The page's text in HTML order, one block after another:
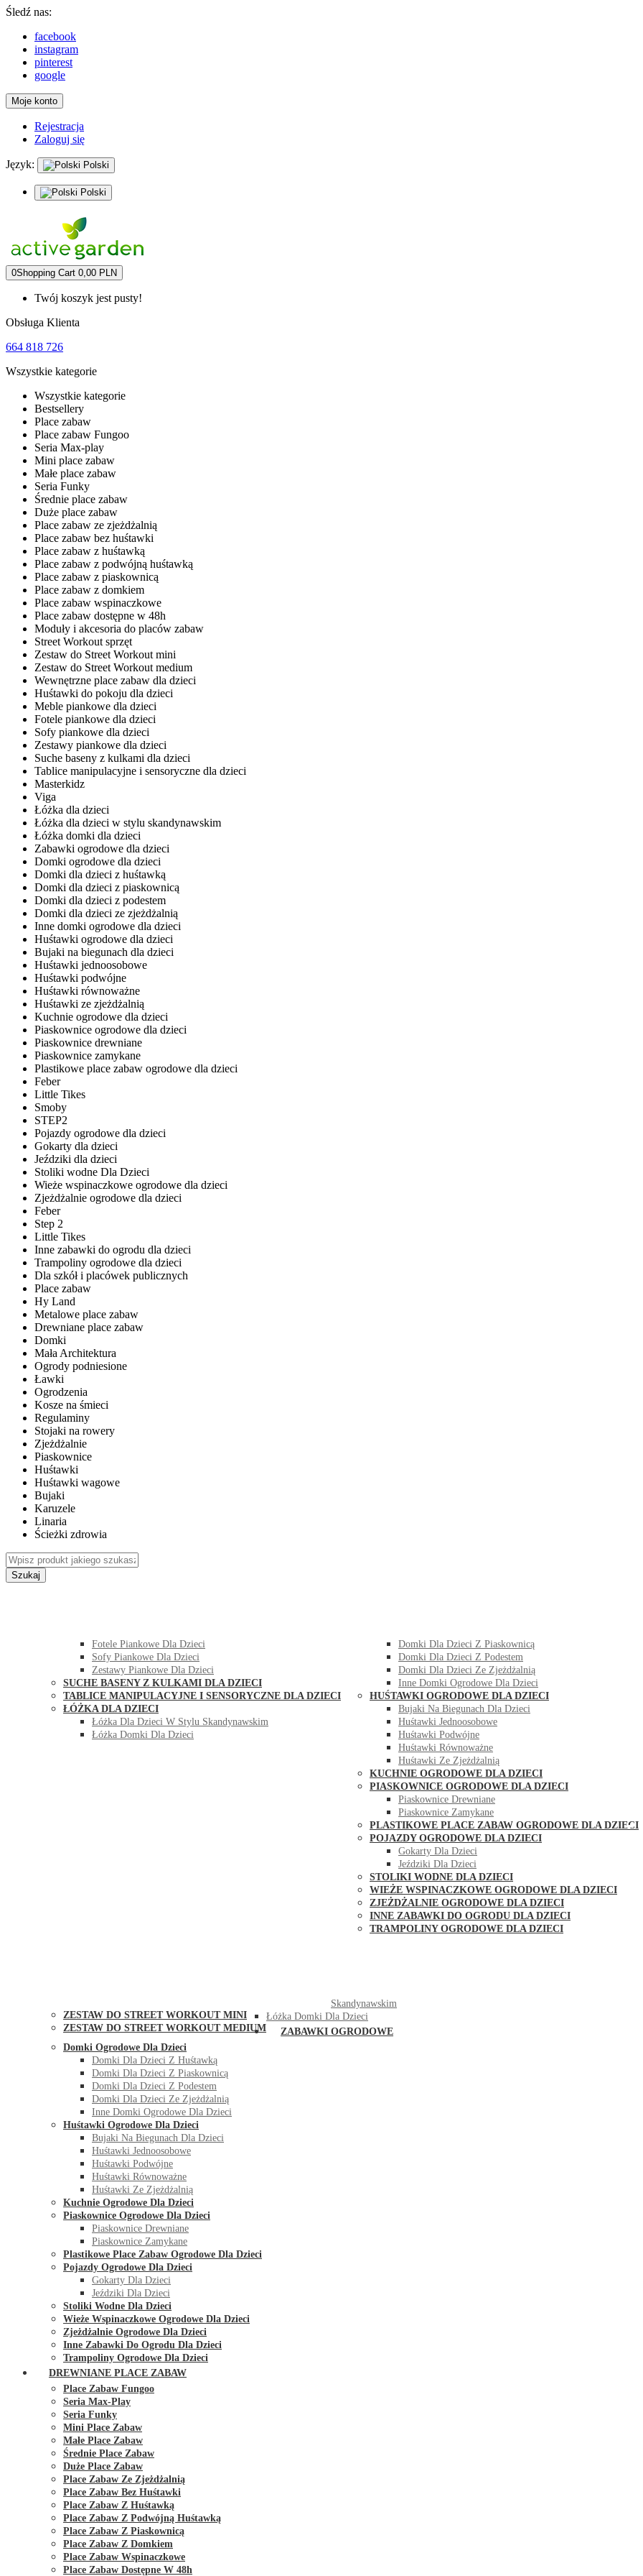
Śledź nas:
facebook
instagram
pinterest
google
Moje konto
Rejestracja
Zaloguj się
Język: Polski
Polski
0Shopping Cart 0,00 PLN
Twój koszyk jest pusty!
Obsługa Klienta
664 818 726
Wszystkie kategorie
Wszystkie kategorie
Bestsellery
Place zabaw
Place zabaw Fungoo
Seria Max-play
Mini place zabaw
Małe place zabaw
Seria Funky
Średnie place zabaw
Duże place zabaw
Place zabaw ze zjeżdżalnią
Place zabaw bez huśtawki
Place zabaw z huśtawką
Place zabaw z podwójną huśtawką
Place zabaw z piaskownicą
Place zabaw z domkiem
Place zabaw wspinaczkowe
Place zabaw dostępne w 48h
Moduły i akcesoria do placów zabaw
Street Workout sprzęt
Zestaw do Street Workout mini
Zestaw do Street Workout medium
Wewnętrzne place zabaw dla dzieci
Huśtawki do pokoju dla dzieci
Meble piankowe dla dzieci
Fotele piankowe dla dzieci
Sofy piankowe dla dzieci
Zestawy piankowe dla dzieci
Suche baseny z kulkami dla dzieci
Tablice manipulacyjne i sensoryczne dla dzieci
Masterkidz
Viga
Łóżka dla dzieci
Łóżka dla dzieci w stylu skandynawskim
Łóżka domki dla dzieci
Zabawki ogrodowe dla dzieci
Domki ogrodowe dla dzieci
Domki dla dzieci z huśtawką
Domki dla dzieci z piaskownicą
Domki dla dzieci z podestem
Domki dla dzieci ze zjeżdżalnią
Inne domki ogrodowe dla dzieci
Huśtawki ogrodowe dla dzieci
Bujaki na biegunach dla dzieci
Huśtawki jednoosobowe
Huśtawki podwójne
Huśtawki równoważne
Huśtawki ze zjeżdżalnią
Kuchnie ogrodowe dla dzieci
Piaskownice ogrodowe dla dzieci
Piaskownice drewniane
Piaskownice zamykane
Plastikowe place zabaw ogrodowe dla dzieci
Feber
Little Tikes
Smoby
STEP2
Pojazdy ogrodowe dla dzieci
Gokarty dla dzieci
Jeździki dla dzieci
Stoliki wodne Dla Dzieci
Wieże wspinaczkowe ogrodowe dla dzieci
Zjeżdżalnie ogrodowe dla dzieci
Feber
Step 2
Little Tikes
Inne zabawki do ogrodu dla dzieci
Trampoliny ogrodowe dla dzieci
Dla szkół i placówek publicznych
Place zabaw
Hy Land
Metalowe place zabaw
Drewniane place zabaw
Domki
Mała Architektura
Ogrody podniesione
Ławki
Ogrodzenia
Kosze na śmieci
Regulaminy
Stojaki na rowery
Zjeżdżalnie
Piaskownice
Huśtawki
Huśtawki wagowe
Bujaki
Karuzele
Linaria
Ścieżki zdrowia
Szukaj
Fotele Piankowe Dla Dzieci
Sofy Piankowe Dla Dzieci
Zestawy Piankowe Dla Dzieci
SUCHE BASENY Z KULKAMI DLA DZIECI
TABLICE MANIPULACYJNE I SENSORYCZNE DLA DZIECI
ŁÓŻKA DLA DZIECI
Łóżka Dla Dzieci W Stylu Skandynawskim
Łóżka Domki Dla Dzieci
Domki Dla Dzieci Z Piaskownicą
Domki Dla Dzieci Z Podestem
Domki Dla Dzieci Ze Zjeżdżalnią
Inne Domki Ogrodowe Dla Dzieci
HUŚTAWKI OGRODOWE DLA DZIECI
Bujaki Na Biegunach Dla Dzieci
Huśtawki Jednoosobowe
Huśtawki Podwójne
Huśtawki Równoważne
Huśtawki Ze Zjeżdżalnią
KUCHNIE OGRODOWE DLA DZIECI
PIASKOWNICE OGRODOWE DLA DZIECI
Piaskownice Drewniane
Piaskownice Zamykane
PLASTIKOWE PLACE ZABAW OGRODOWE DLA DZIECI
POJAZDY OGRODOWE DLA DZIECI
Gokarty Dla Dzieci
Jeździki Dla Dzieci
STOLIKI WODNE DLA DZIECI
WIEŻE WSPINACZKOWE OGRODOWE DLA DZIECI
ZJEŻDŻALNIE OGRODOWE DLA DZIECI
INNE ZABAWKI DO OGRODU DLA DZIECI
TRAMPOLINY OGRODOWE DLA DZIECI
ZESTAW DO STREET WORKOUT MINI
ZESTAW DO STREET WORKOUT MEDIUM
Skandynawskim
Łóżka Domki Dla Dzieci
ZABAWKI OGRODOWE
Domki Ogrodowe Dla Dzieci
Domki Dla Dzieci Z Huśtawką
Domki Dla Dzieci Z Piaskownicą
Domki Dla Dzieci Z Podestem
Domki Dla Dzieci Ze Zjeżdżalnią
Inne Domki Ogrodowe Dla Dzieci
Huśtawki Ogrodowe Dla Dzieci
Bujaki Na Biegunach Dla Dzieci
Huśtawki Jednoosobowe
Huśtawki Podwójne
Huśtawki Równoważne
Huśtawki Ze Zjeżdżalnią
Kuchnie Ogrodowe Dla Dzieci
Piaskownice Ogrodowe Dla Dzieci
Piaskownice Drewniane
Piaskownice Zamykane
Plastikowe Place Zabaw Ogrodowe Dla Dzieci
Pojazdy Ogrodowe Dla Dzieci
Gokarty Dla Dzieci
Jeździki Dla Dzieci
Stoliki Wodne Dla Dzieci
Wieże Wspinaczkowe Ogrodowe Dla Dzieci
Zjeżdżalnie Ogrodowe Dla Dzieci
Inne Zabawki Do Ogrodu Dla Dzieci
Trampoliny Ogrodowe Dla Dzieci
DREWNIANE PLACE ZABAW
Place Zabaw Fungoo
Seria Max-Play
Seria Funky
Mini Place Zabaw
Małe Place Zabaw
Średnie Place Zabaw
Duże Place Zabaw
Place Zabaw Ze Zjeżdżalnią
Place Zabaw Bez Huśtawki
Place Zabaw Z Huśtawką
Place Zabaw Z Podwójną Huśtawką
Place Zabaw Z Piaskownicą
Place Zabaw Z Domkiem
Place Zabaw Wspinaczkowe
Place Zabaw Dostępne W 48h